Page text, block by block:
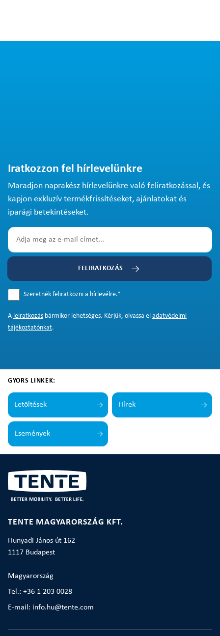
Iratkozzon fel hírlevelünkre
Maradjon naprakész hírlevelünkre való feliratkozással, és
kapjon exkluzív termékfrissítéseket, ajánlatokat és
iparági betekintéseket.
FELIRATKOZÁS
Szeretnék feliratkozni a hírlevélre.*
A leiratkozás bármikor lehetséges. Kérjük, olvassa el adatvédelmi
tájékoztatónkat.
GYORS LINKEK:
Letöltések Hírek
Események
TENTE MAGYARORSZÁG KFT.
Hunyadi János út 162
1117 Budapest
Magyarország
Tel.: +36 1 203 0028
E-mail: info.hu@tente.com